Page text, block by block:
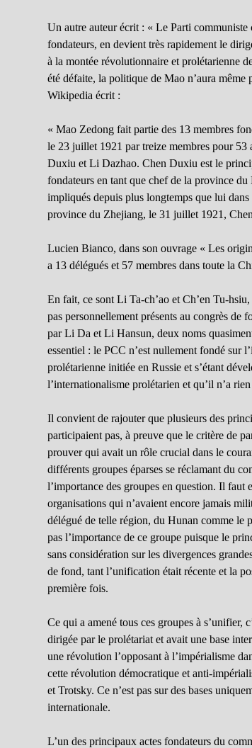
Un autre auteur écrit : « Le Parti
fondateurs, en devient très rapidement le
à la montée révolutionnaire et prolétarienne
été défaite, la politique de Mao n’aura même
Wikipedia écrit :
« Mao Zedong fait partie des 13 membres
le 23 juillet 1921 par treize membres pour 53
Duxiu et Li Dazhao. Chen Duxiu est le
fondateurs en tant que chef de la province
impliqués depuis plus longtemps que lui
province du Zhejiang, le 31 juillet 1921,
Lucien Bianco, dans son ouvrage « Les
a 13 délégués et 57 membres dans toute la
En fait, ce sont Li Ta-ch’ao et Ch’en Tu-
pas personnellement présents au congrès de
par Li Da et Li Hansun, deux noms
essentiel : le PCC n’est nullement fondé sur
prolétarienne initiée en Russie et s’étant
l’internationalisme prolétarien et qu’il n’a
Il convient de rajouter que plusieurs des
participaient pas, à preuve que le critère de
prouver qui avait un rôle crucial dans le
différents groupes éparses se réclamant du
l’importance des groupes en question. Il
organisations qui n’avaient encore jamais
délégué de telle région, du Hunan comme le
pas l’importance de ce groupe puisque le
sans considération sur les divergences
de fond, tant l’unification était récente et la
première fois.
Ce qui a amené tous ces groupes à s’unifier,
dirigée par le prolétariat et avait une base
une révolution l’opposant à l’impérialisme
cette révolution démocratique et anti-
et Trotsky. Ce n’est pas sur des bases
internationale.
L’un des principaux actes fondateurs du